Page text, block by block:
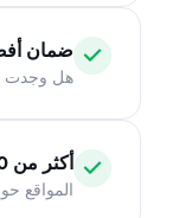
ضمان
هل وجدت
أكثر من 24000 موقع استلام 24000
المواقع